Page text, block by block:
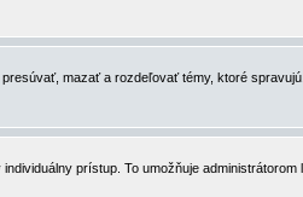
mazať a rozdeľovať témy, ktoré
prístup. To umožňuje